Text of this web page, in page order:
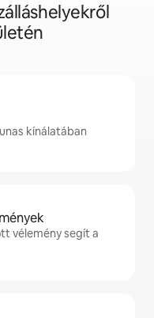
kínálatában
vélemény segít a